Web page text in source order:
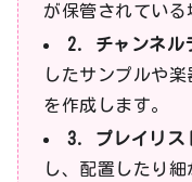
が保管されている
2. チャンネル
したサンプルや
を作成します。
3. プレイリス
し、配置したり